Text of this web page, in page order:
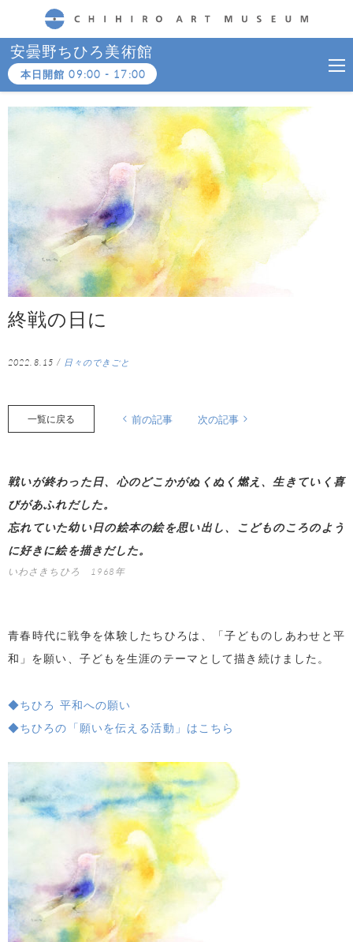
CHIHIRO ART MUSEUM
安曇野ちひろ美術館
本日開館09:00 - 17:00
終戦の日に
2022.8.15 / 日々のできごと
一覧に戻る 前の記事 次の記事
戦いが終わった日、心のどこかがぬくぬく燃え、生きていく喜
びがあふれだした。
忘れていた幼い日の絵本の絵を思い出し、こどものころのよう
に好きに絵を描きだした。
いわさきちひろ 1968年
青春時代に戦争を体験したちひろは、「子どものしあわせと平
和」を願い、子どもを生涯のテーマとして描き続けました。
◆ちひろ 平和への願い
◆ちひろの「願いを伝える活動」はこちら